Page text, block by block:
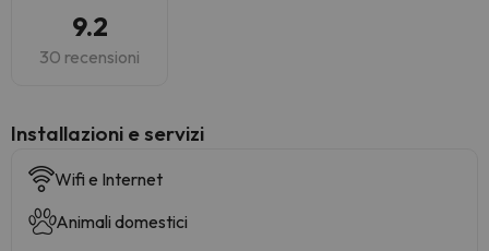
9.2
30 recensioni
Installazioni e servizi
Wifi e Internet
Animali domestici